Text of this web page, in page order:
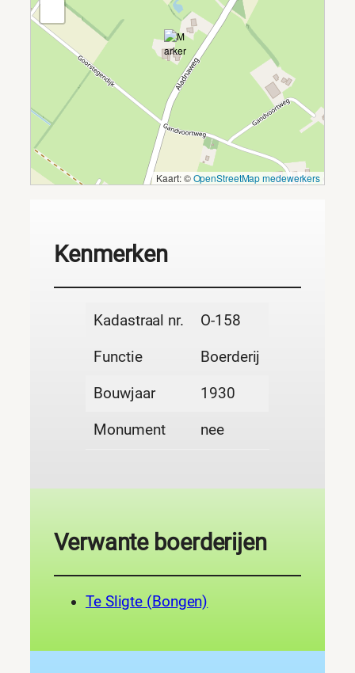
Kaart: ©OpenStreetMap medewerkers
Kenmerken
Kadastraal nr. O-158
Functie Boerderij
Bouwjaar 1930
Monument nee
Verwante boerderijen
Te Sligte (Bongen)